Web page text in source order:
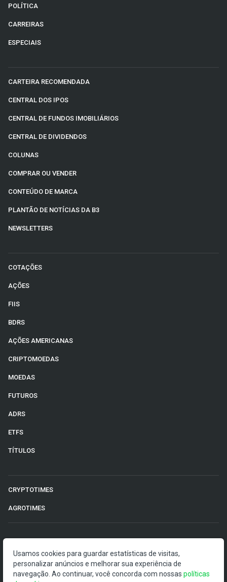
POLÍTICA
CARREIRAS
ESPECIAIS
CARTEIRA RECOMENDADA
CENTRAL DOS IPOS
CENTRAL DE FUNDOS IMOBILIÁRIOS
CENTRAL DE DIVIDENDOS
COLUNAS
COMPRAR OU VENDER
CONTEÚDO DE MARCA
PLANTÃO DE NOTÍCIAS DA B3
NEWSLETTERS
COTAÇÕES
AÇÕES
FIIS
BDRS
AÇÕES AMERICANAS
CRIPTOMOEDAS
MOEDAS
FUTUROS
ADRS
ETFS
TÍTULOS
CRYPTOTIMES
AGROTIMES
O Money Times publica matérias de cunho jornalístico, que
visam a democratização da informação. Nossas
Usamos cookies para guardar estatísticas de visitas,
personalizar anúncios e melhorar sua experiência de
navegação. Ao continuar, você concorda com nossas políticas